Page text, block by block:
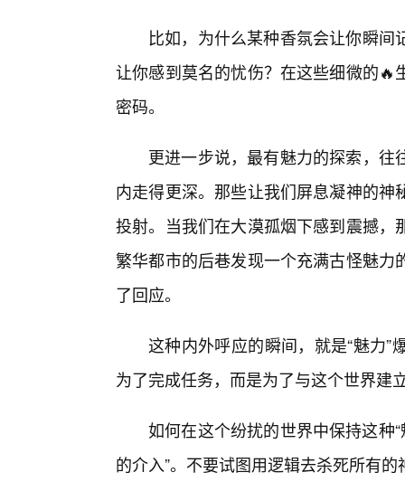
比如，为什么某种香氛会让你瞬
让你感到莫名的忧伤？在这些细微的
密码。
更进一步说，最有魅力的探索，
内走得更深。那些让我们屏息凝神的
投射。当我们在大漠孤烟下感到震撼
繁华都市的后巷发现一个充满古怪魅
了回应。
这种内外呼应的瞬间，就是“魅力
为了完成任务，而是为了与这个世界建
如何在这个纷扰的世界中保持这种
的介入”。不要试图用逻辑去杀死所有